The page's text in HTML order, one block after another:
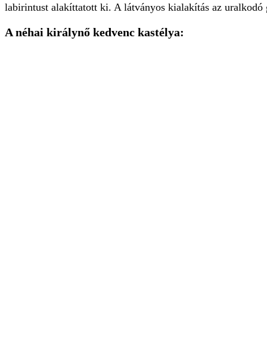
labirintust alakíttatott ki. A látványos kialakítás az
A néhai királynő kedvenc kastélya: